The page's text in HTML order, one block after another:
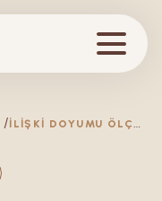
İ
LIŞKI DOYUMU ÖLÇEĞI